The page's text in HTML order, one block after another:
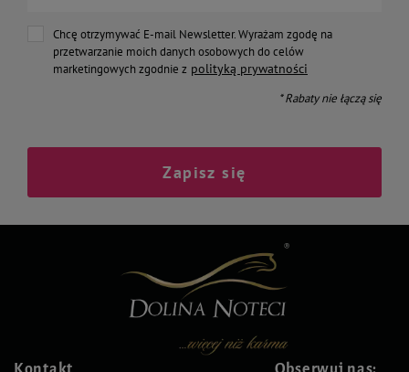
Chcę otrzymywać E-mail Newsletter. Wyrażam zgodę na
przetwarzanie moich danych osobowych do celów
marketingowych zgodnie z polityką prywatności
* Rabaty nie łączą się
Zapisz się